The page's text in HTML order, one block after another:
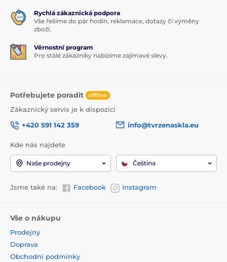
Rychlá zákaznická podpora
Vše řešíme do pár hodin, reklamace, dotazy či výměny
zboží.
Věrnostní program
Pro stálé zákazníky nabízíme zajímavé slevy.
Potřebujete poradit offline
Zákaznický servis je k dispozici
+420 591 142 359
info@tvrzenaskla.eu
Kde nás najdete
Naše prodejny Čeština
Jsme také na: Facebook Instagram
Vše o nákupu
Prodejny
Doprava
Obchodní podmínky